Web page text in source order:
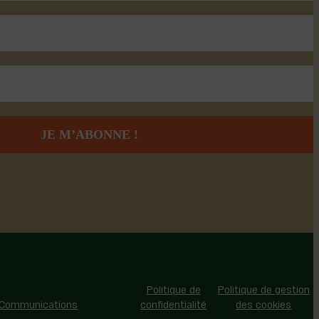
Politique de
confidentialité
Politique de gestion
des cookies